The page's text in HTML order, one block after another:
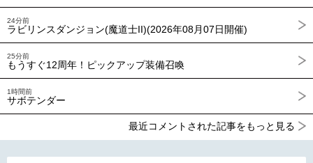
24分前
ラビリンスダンジョン(魔道士II)(2026年08月07日開催)
25分前
もうすぐ12周年！ピックアップ装備召喚
1時間前
サボテンダー
最近コメントされた記事をもっと見る